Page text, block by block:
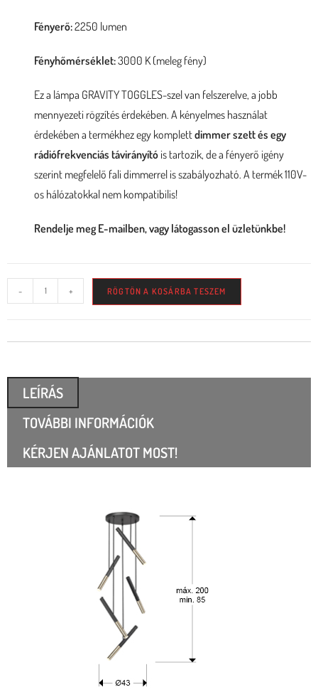
Fényerő:2250 lumen
Fényhőmérséklet:3000 K (meleg fény)
Ez a lámpa GRAVITY TOGGLES-szel van felszerelve, a jobb
mennyezeti rögzítés érdekében. A kényelmes használat
érdekében a termékhez egy komplettdimmer szett és egy
rádiófrekvenciás távirányító is tartozik, de a fényerő igény
szerint megfelelő fali dimmerrel is szabályozható. A termék 110V-
os hálózatokkal nem kompatibilis!
Rendelje meg E-mailben, vagy látogasson el üzletünkbe!
- + RÖGTÖN A KOSÁRBA TESZEM
LEÍRÁS
TOVÁBBI INFORMÁCIÓK
KÉRJEN AJÁNLATOT MOST!